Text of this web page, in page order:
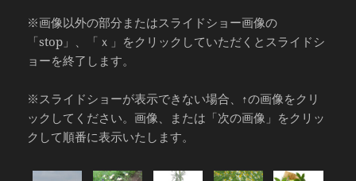
※画像以外の部分またはスライドショー画像の
「stop」、「ｘ」をクリックしていただくとスライドシ
ョーを終了します。
※スライドショーが表示できない場合、↑の画像をクリ
ックしてください。画像、または「次の画像」をクリッ
クして順番に表示いたします。